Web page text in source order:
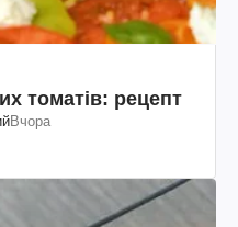
томатів: рецепт
Вчора